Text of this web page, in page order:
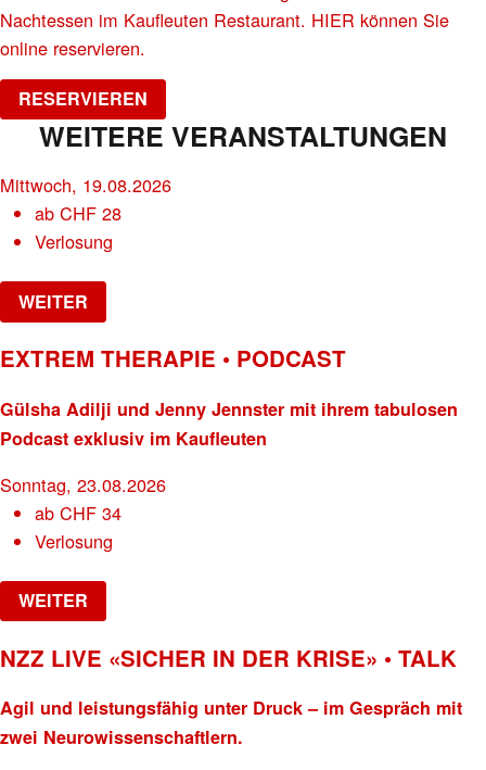
Nachtessen im Kaufleuten Restaurant. HIER können Sie
online reservieren.
RESERVIEREN
WEITERE VERANSTALTUNGEN
Mittwoch, 19.08.2026
abCHF 28
Verlosung
WEITER
EXTREM THERAPIE • PODCAST
Gülsha Adilji und Jenny Jennster mit ihrem tabulosen
Podcast exklusiv im Kaufleuten
Sonntag, 23.08.2026
abCHF 34
Verlosung
WEITER
NZZ LIVE «SICHER IN DER KRISE» • TALK
Agil und leistungsfähig unter Druck – im Gespräch mit
zwei Neurowissenschaftlern.